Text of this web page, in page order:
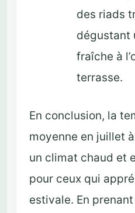
des riads
dégustant
fraîche à
terrasse.
En conclusion, la
moyenne en juillet
un climat chaud et
pour ceux qui
estivale. En